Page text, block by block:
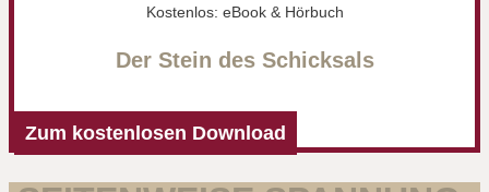
Kostenlos: eBook & Hörbuch
Der Stein des Schicksals
Zum kostenlosen Download